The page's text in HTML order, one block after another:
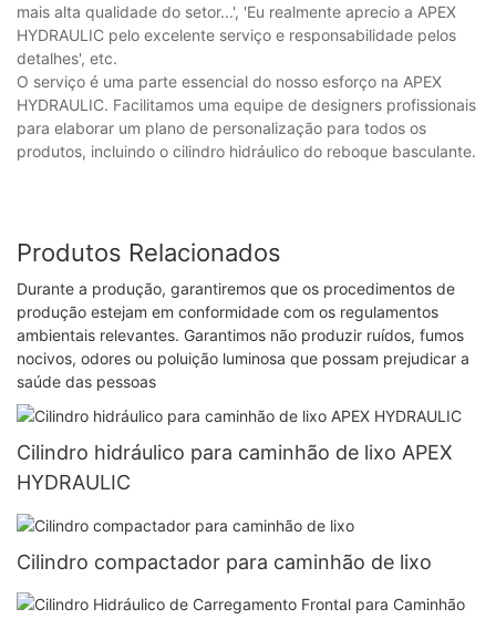
mais alta qualidade do setor...', 'Eu realmente aprecio a APEX
HYDRAULIC pelo excelente serviço e responsabilidade pelos
detalhes', etc.
O serviço é uma parte essencial do nosso esforço na APEX
HYDRAULIC. Facilitamos uma equipe de designers profissionais
para elaborar um plano de personalização para todos os
produtos, incluindo o cilindro hidráulico do reboque basculante.
Produtos Relacionados
Durante a produção, garantiremos que os procedimentos de
produção estejam em conformidade com os regulamentos
ambientais relevantes. Garantimos não produzir ruídos, fumos
nocivos, odores ou poluição luminosa que possam prejudicar a
saúde das pessoas
Cilindro hidráulico para caminhão de lixo APEX
HYDRAULIC
Cilindro compactador para caminhão de lixo